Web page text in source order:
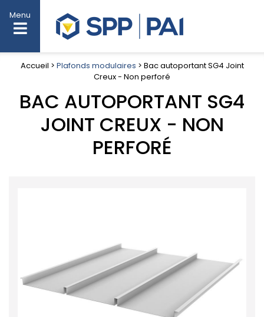
Menu
Accueil > Plafonds modulaires > Bac autoportant SG4 Joint
Creux - Non perforé
BAC AUTOPORTANT SG4
JOINT CREUX - NON
PERFORÉ